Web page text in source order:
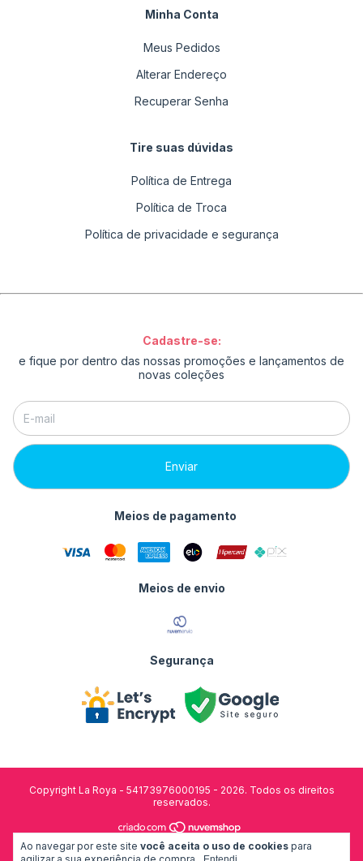
Ao navegar por este site você aceita o uso de cookies para
Minha Conta
Meus Pedidos
Alterar Endereço
Recuperar Senha
Tire suas dúvidas
Política de Entrega
Política de Troca
Política de privacidade e segurança
Cadastre-se:
e fique por dentro das nossas promoções e lançamentos de
novas coleções
Meios de pagamento
Meios de envio
Segurança
Copyright La Roya - 54173976000195 - 2026. Todos os direitos
reservados.
desenvolvido por: